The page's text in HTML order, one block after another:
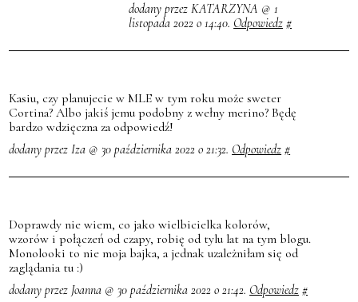
dodany przez KATARZYNA @ 1
listopada 2022 o 14:40. Odpowiedz #
Kasiu, czy planujecie w MLE w tym roku może sweter
Cortina? Albo jakiś jemu podobny z wełny merino? Będę
bardzo wdzięczna za odpowiedź!
dodany przez Iza @ 30 października 2022 o 21:32. Odpowiedz #
Doprawdy nie wiem, co jako wielbicielka kolorów,
wzorów i połączeń od czapy, robię od tylu lat na tym blogu.
Monolooki to nie moja bajka, a jednak uzależniłam się od
zaglądania tu :)
dodany przez Joanna @ 30 października 2022 o 21:42. Odpowiedz #